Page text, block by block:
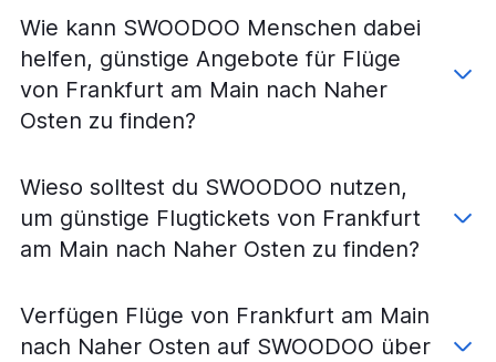
Wie kann SWOODOO Menschen dabei
helfen, günstige Angebote für Flüge
von Frankfurt am Main nach Naher
Osten zu finden?
Wieso solltest du SWOODOO nutzen,
um günstige Flugtickets von Frankfurt
am Main nach Naher Osten zu finden?
Verfügen Flüge von Frankfurt am Main
nach Naher Osten auf SWOODOO über